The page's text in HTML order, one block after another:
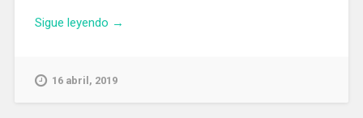
Sigue leyendo «Las
Vidal
→
16 abril, 2019